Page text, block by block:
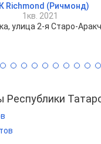
Richmond (Ричмонд)
1кв. 2021
улица 2-я Старо-